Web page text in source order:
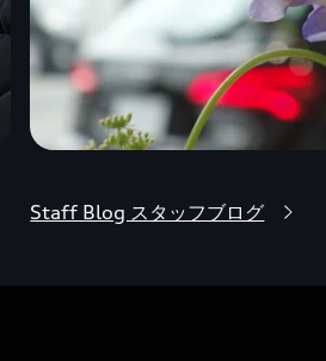
Staff Blog スタッフブログ